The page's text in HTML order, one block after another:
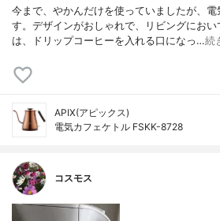
今まで、やかんだけを使っていましたが、
す。デザインがおしゃれで、リビングにお
は、ドリップコーヒーを入れる口になっ…続
APIX(アピックス)
電気カフェケトル FSKK-8728
コスモス